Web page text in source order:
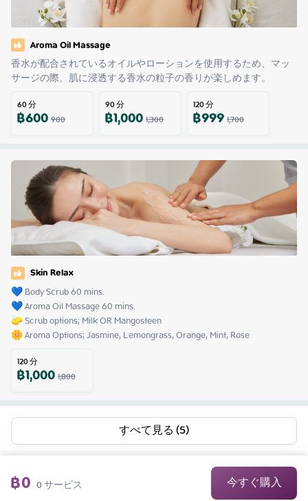
Aroma Oil Massage
香水が配合されているオイルやローションを使用するため、マッ
サージの際、肌に浸透する香水の粒子の香りが楽しめます。
60分
฿600900
90分
฿1,0001,300
120分
฿9991,700
Skin Relax
💙 Body Scrub 60 mins.
💙 Aroma Oil Massage 60 mins.
🧽 Scrub options; Milk OR Mangosteen
🌼 Aroma Options; Jasmine, Lemongrass, Orange, Mint, Rose
120分
฿1,0001,800
すべて見る (5)
฿0 0サービス 今すぐ購入